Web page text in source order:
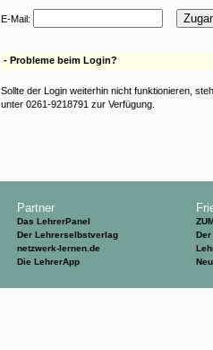
E-Mail:
- Probleme beim Login?
Sollte der Login weiterhin nicht funktionieren,
unter 0261-9218791 zur Verfügung.
Partner
Das LehrerPanel
Der Lehrerselbstverlag
netzwerk-lernen.de
Die LehrerApp